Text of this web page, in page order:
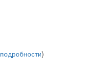
подробности)